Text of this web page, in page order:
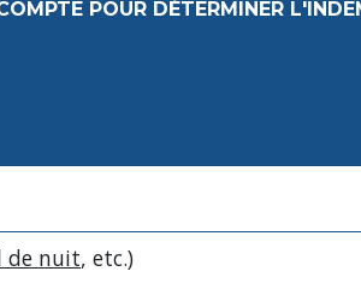
POUR DÉTERMINER
de nuit, etc.)